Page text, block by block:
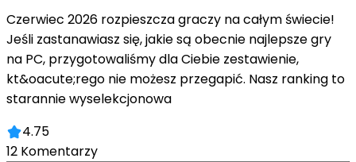
Czerwiec 2026 rozpieszcza graczy na całym świecie!
Jeśli zastanawiasz się, jakie są obecnie najlepsze gry
na PC, przygotowaliśmy dla Ciebie zestawienie,
kt&oacute;rego nie możesz przegapić. Nasz ranking to
starannie wyselekcjonowa
4.75
12 Komentarzy